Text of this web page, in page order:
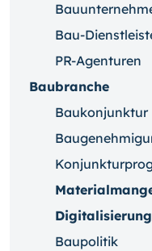
Bau-
PR-Agenturen
Baubranche
Baukonjunktur
Baupolitik